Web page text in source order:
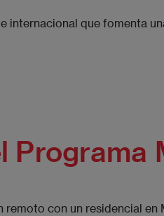
internacional que fomenta
Programa
remoto con un residencial en